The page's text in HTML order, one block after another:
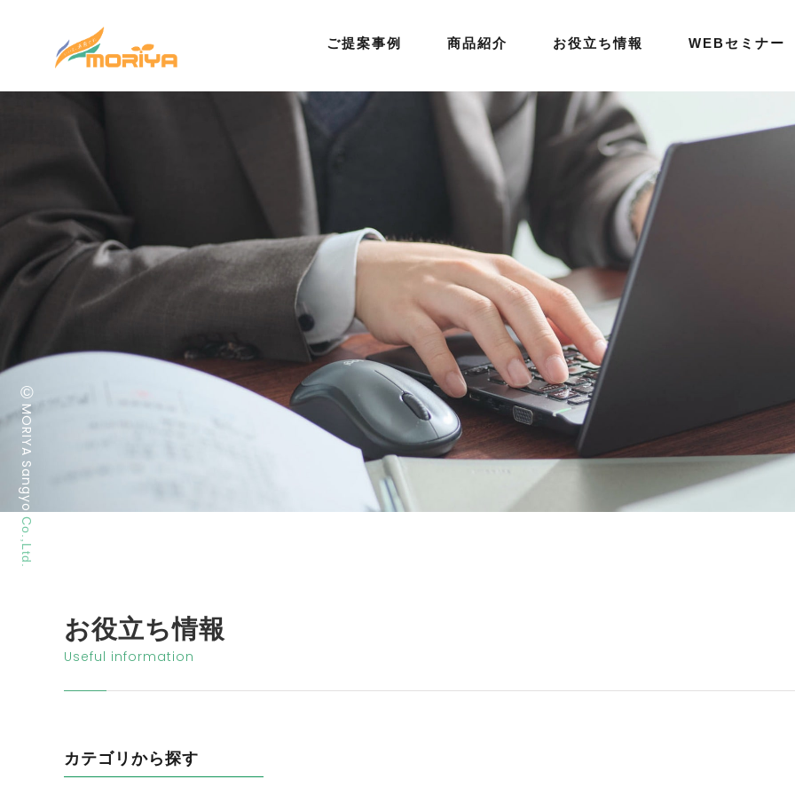
ご提案事例 商品紹介 お役立ち情報 WEBセミナー
©
MORIYA Sangyo
Co.,Ltd.
お役立ち情報
Useful information
カテゴリから探す